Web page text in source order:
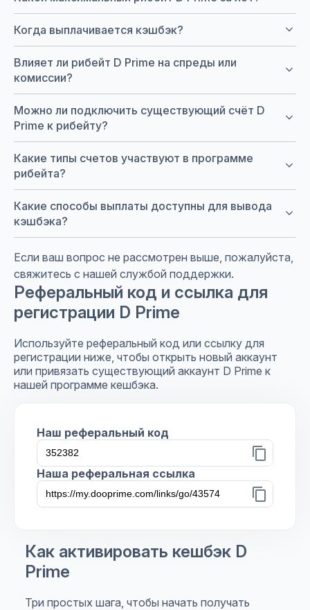
Когда выплачивается кэшбэк? keyboard_arrow_down
Влияет ли рибейт D Prime на спреды или
комиссии?
keyboard_arrow_down
Можно ли подключить существующий счёт D
Prime к рибейту?
keyboard_arrow_down
Какие типы счетов участвуют в программе
рибейта?
keyboard_arrow_down
Какие способы выплаты доступны для вывода
кэшбэка?
keyboard_arrow_down
Если ваш вопрос не рассмотрен выше, пожалуйста,
свяжитесь с нашей службой поддержки.
Реферальный код и ссылка для
регистрации D Prime
Используйте реферальный код или ссылку для
регистрации ниже, чтобы открыть новый аккаунт
или привязать существующий аккаунт D Prime к
нашей программе кешбэка.
Наш реферальный код
content_copy
Наша реферальная ссылка
content_copy
Как активировать кешбэк D
Prime
Три простых шага, чтобы начать получать